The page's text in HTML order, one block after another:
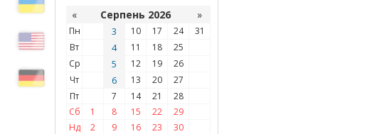
« Серпень 2026 »
Пн 3 10 17 24
31
Вт
4 11 18
25
Ср
5 12 19
26
Чт
6 13 20
27
Пт
7 14 21
28
Сб
1 8 15 22
29
Нд
2 9 16 23 30